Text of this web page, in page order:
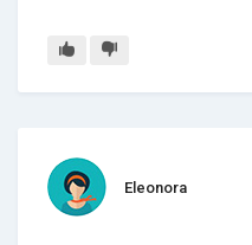
Eleonora